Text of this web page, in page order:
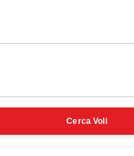
Cerca Voli